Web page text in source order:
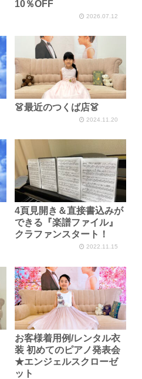
10％OFF
2026.07.12
👗最近のつくば店👗
2024.11.20
4頁見開き＆直接書込みが
できる『楽譜ファイル』
クラファンスタート！
2022.11.15
お客様着用例/レンタル衣
装 初めてのピアノ発表会
★エンジェルスクローゼ
ット